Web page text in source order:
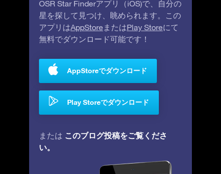
OSR Star Finderアプリ（iOS)で、自分の
星を探して見つけ、眺められます。この
アプリはAppStore またはPlay Storeにて
無料でダウンロード可能です！
AppStoreでダウンロード
Play Storeでダウンロード
または このブログ投稿をご覧くださ
い。